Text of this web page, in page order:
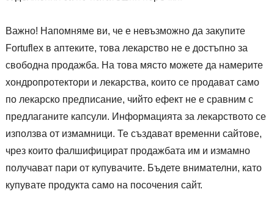
Важно! Напомняме ви, че е невъзможно да закупите
Fortuflex в аптеките, това лекарство не е достъпно за
свободна продажба. На това място можете да намерите
хондропротектори и лекарства, които се продават само
по лекарско предписание, чийто ефект не е сравним с
предлаганите капсули. Информацията за лекарството се
използва от измамници. Те създават временни сайтове,
чрез които фалшифицират продажбата им и измамно
получават пари от купувачите. Бъдете внимателни, като
купувате продукта само на посочения сайт.